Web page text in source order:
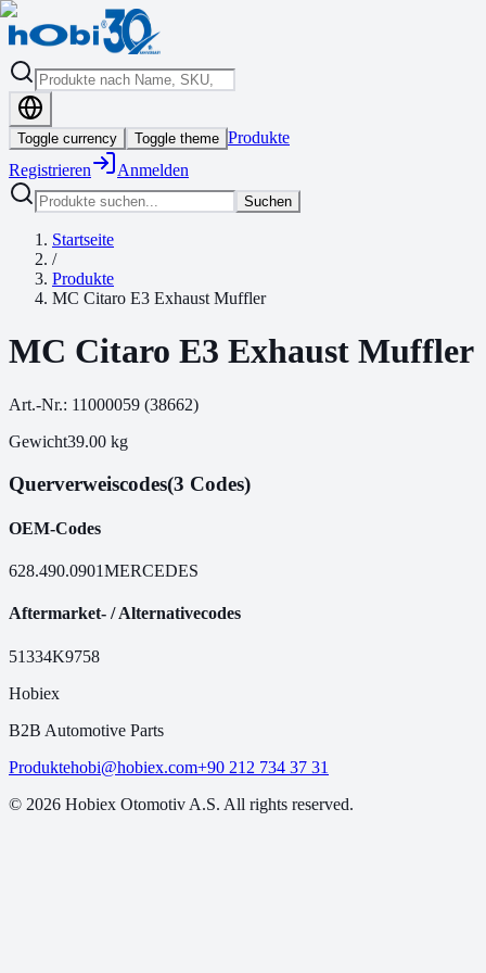
Toggle currency Toggle theme Produkte
Registrieren
Anmelden
Suchen
Startseite
/
Produkte
MC Citaro E3 Exhaust Muffler
MC Citaro E3 Exhaust Muffler
Art.-Nr.: 11000059 (38662)
Gewicht39.00 kg
Querverweiscodes(3 Codes)
OEM-Codes
628.490.0901MERCEDES
Aftermarket- / Alternativecodes
51334K9758
Hobiex
B2B Automotive Parts
Produktehobi@hobiex.com+90 212 734 37 31
© 2026 Hobiex Otomotiv A.S. All rights reserved.